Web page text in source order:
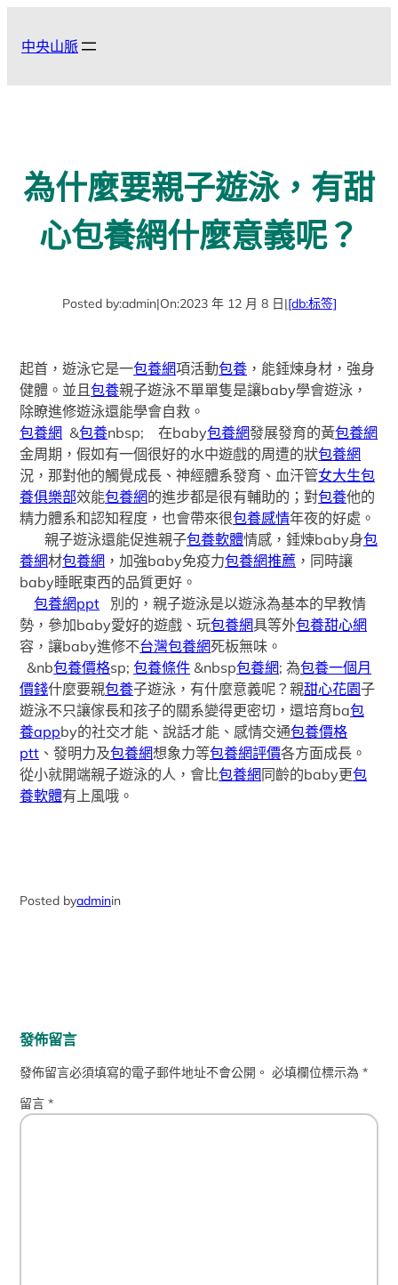
中央山脈
為什麼要親子遊泳，有甜
心包養網什麼意義呢？
Posted by:admin|On:2023 年 12 月 8 日|[db:标签]
起首，遊泳它是一包養網項活動包養 ，能錘煉身材，強身
健體。並且包養親子遊泳不單單隻是讓baby學會遊泳，
除瞭進修遊泳還能學會自救。
包養網 &包養nbsp; 在baby包養網發展發育的黃包養網
金周期，假如有一個很好的水中遊戲的周遭的狀包養網
況，那對他的觸覺成長、神經體系發育、血汗管女大生包
養俱樂部效能包養網的進步都是很有輔助的；對包養他的
精力體系和認知程度，也會帶來很包養感情年夜的好處。
親子遊泳還能促進親子包養軟體情感，錘煉baby身包
養網材包養網 ，加強baby免疫力包養網推薦 ，同時讓
baby睡眠東西的品質更好。
包養網ppt 別的，親子遊泳是以遊泳為基本的早教情
勢，參加baby愛好的遊戲、玩包養網具等外包養甜心網
容，讓baby進修不台灣包養網死板無味。
&nb包養價格sp;包養條件 &nbsp包養網; 為包養一個月
價錢什麼要親包養子遊泳，有什麼意義呢？親甜心花園子
遊泳不只讓傢長和孩子的關系變得更密切，還培育ba包
養appby的社交才能、說話才能、感情交通包養價格
ptt 、發明力及包養網想象力等包養網評價各方面成長。
從小就開端親子遊泳的人，會比包養網同齡的baby更包
養軟體有上風哦。
Posted byadminin
發佈留言
發佈留言必須填寫的電子郵件地址不會公開。 必填欄位標示為*
留言*